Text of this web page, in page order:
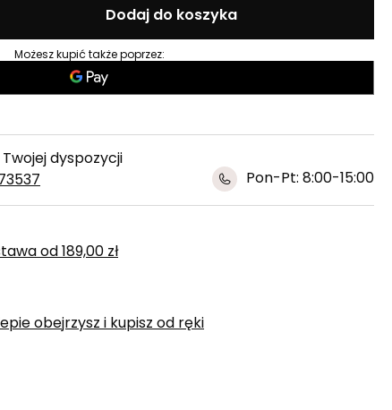
Dodaj do koszyka
Możesz kupić także poprzez:
dyspozycji
Pon-Pt: 8:00-15:00
od 189,00 zł
obejrzysz i kupisz od ręki